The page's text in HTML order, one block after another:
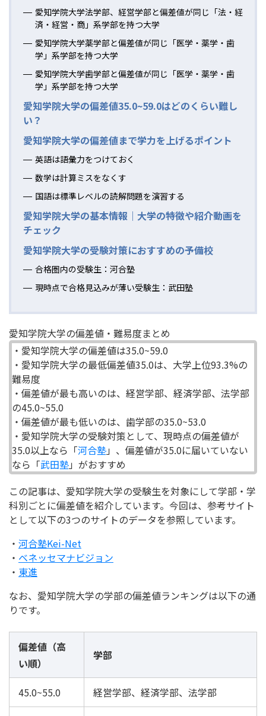
愛知学院大学法学部、経営学部と偏差値が同じ「法・経
済・経営・商」系学部を持つ大学
愛知学院大学薬学部と偏差値が同じ「医学・薬学・歯
学」系学部を持つ大学
愛知学院大学歯学部と偏差値が同じ「医学・薬学・歯
学」系学部を持つ大学
愛知学院大学の偏差値35.0~59.0はどのくらい難し
い？
愛知学院大学の偏差値まで学力を上げるポイント
英語は語彙力をつけておく
数学は計算ミスをなくす
国語は標準レベルの読解問題を演習する
愛知学院大学の基本情報｜大学の特徴や紹介動画を
チェック
愛知学院大学の受験対策におすすめの予備校
合格圏内の受験生：河合塾
現時点で合格見込みが薄い受験生：武田塾
愛知学院大学の偏差値・難易度まとめ
・愛知学院大学の偏差値は35.0~59.0
・愛知学院大学の最低偏差値35.0は、大学上位93.3%の
難易度
・偏差値が最も高いのは、経営学部、経済学部、法学部
の45.0~55.0
・偏差値が最も低いのは、歯学部の35.0~53.0
・愛知学院大学の受験対策として、現時点の偏差値が
35.0以上なら「河合塾」、偏差値が35.0に届いていない
なら「武田塾」がおすすめ
この記事は、愛知学院大学の受験生を対象にして学部・学
科別ごとに偏差値を紹介しています。今回は、参考サイト
として以下の3つのサイトのデータを参照しています。
・ 河合塾Kei-Net
・ ベネッセマナビジョン
・ 東進
なお、愛知学院大学の学部の偏差値ランキングは以下の通
りです。
偏差値（高
い順）
学部
45.0~55.0 経営学部、経済学部、法学部